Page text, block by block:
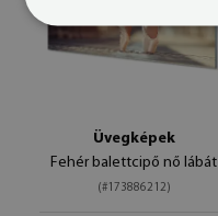
Üvegképek
Fehér balettcipő nő ​​lábát
(#173886212)